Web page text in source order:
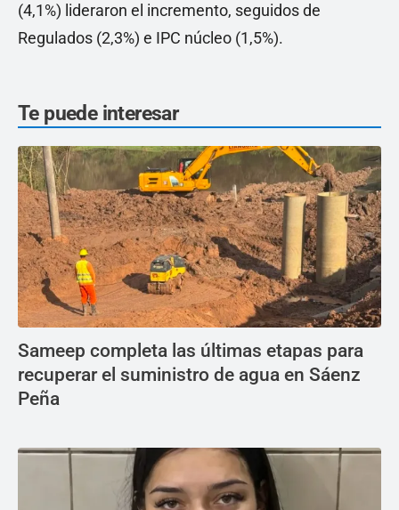
(4,1%) lideraron el incremento, seguidos de
Regulados (2,3%) e IPC núcleo (1,5%).
Te puede interesar
Sameep completa las últimas etapas para
recuperar el suministro de agua en Sáenz
Peña